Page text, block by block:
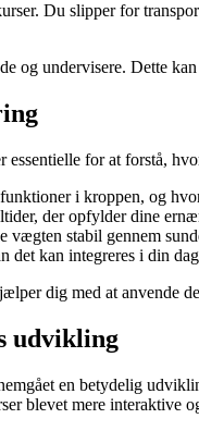
Du slipper for
og undervisere. Dette
for at forstå,
i kroppen, og
der opfylder dine
vægten stabil gennem
det kan integreres i din
dig med at anvende
udvikling
en betydelig
blevet mere interaktive